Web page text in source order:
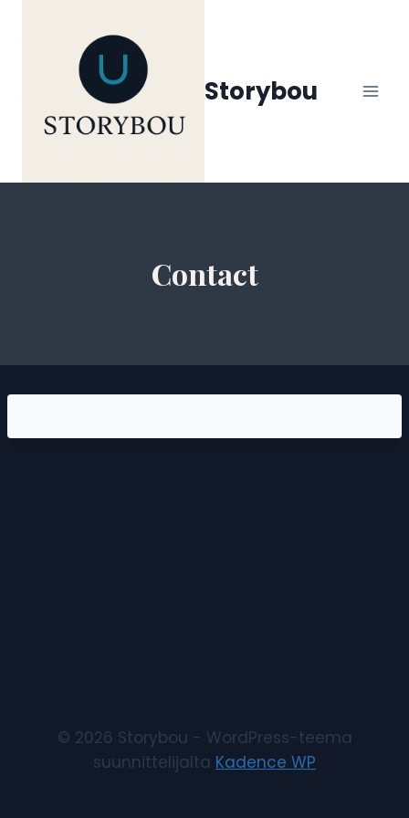
Storybou
Contact
© 2026 Storybou - WordPress-teema
suunnittelijalta Kadence WP